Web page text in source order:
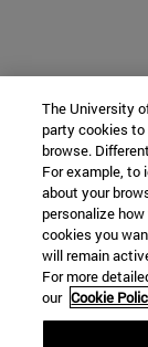
The University
party cookies
browse.
For example, to
about your
personalize
cookies you
will remain
For more
our Cookie